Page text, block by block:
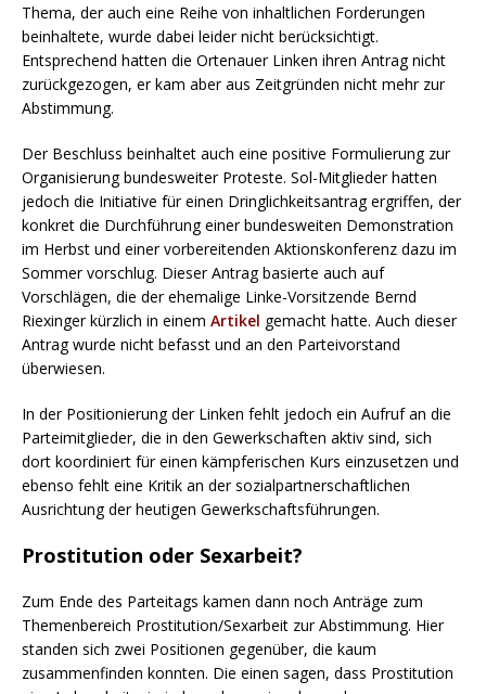
Thema, der auch eine Reihe von inhaltlichen Forderungen
beinhaltete, wurde dabei leider nicht berücksichtigt.
Entsprechend hatten die Ortenauer Linken ihren Antrag nicht
zurückgezogen, er kam aber aus Zeitgründen nicht mehr zur
Abstimmung.
Der Beschluss beinhaltet auch eine positive Formulierung zur
Organisierung bundesweiter Proteste. Sol-Mitglieder hatten
jedoch die Initiative für einen Dringlichkeitsantrag ergriffen, der
konkret die Durchführung einer bundesweiten Demonstration
im Herbst und einer vorbereitenden Aktionskonferenz dazu im
Sommer vorschlug. Dieser Antrag basierte auch auf
Vorschlägen, die der ehemalige Linke-Vorsitzende Bernd
Riexinger kürzlich in einem Artikel gemacht hatte. Auch dieser
Antrag wurde nicht befasst und an den Parteivorstand
überwiesen.
In der Positionierung der Linken fehlt jedoch ein Aufruf an die
Parteimitglieder, die in den Gewerkschaften aktiv sind, sich
dort koordiniert für einen kämpferischen Kurs einzusetzen und
ebenso fehlt eine Kritik an der sozialpartnerschaftlichen
Ausrichtung der heutigen Gewerkschaftsführungen.
Prostitution oder Sexarbeit?
Zum Ende des Parteitags kamen dann noch Anträge zum
Themenbereich Prostitution/Sexarbeit zur Abstimmung. Hier
standen sich zwei Positionen gegenüber, die kaum
zusammenfinden konnten. Die einen sagen, dass Prostitution